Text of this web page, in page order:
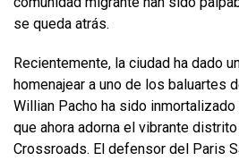
se queda atrás.
Recientemente, la ciudad ha dado
homenajear a uno de los baluartes
Willian Pacho ha sido inmortalizado
que ahora adorna el vibrante
Crossroads. El defensor del Paris